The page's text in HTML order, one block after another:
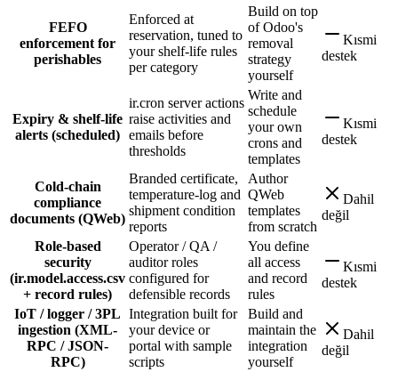
FEFO
enforcement for
perishables
Enforced at
reservation, tuned to
your shelf-life rules
per category
Build on top
of Odoo's
removal
strategy
yourself
Kısmi
destek
Expiry & shelf-life
alerts (scheduled)
ir.cron server actions
raise activities and
emails before
thresholds
Write and
schedule
your own
crons and
templates
Kısmi
destek
Cold-chain
compliance
documents (QWeb)
Branded certificate,
temperature-log and
shipment condition
reports
Author
QWeb
templates
from scratch
Dahil
değil
Role-based
security
(ir.model.access.csv
+ record rules)
Operator / QA /
auditor roles
configured for
defensible records
You define
all access
and record
rules
Kısmi
destek
IoT / logger / 3PL
ingestion (XML-
RPC / JSON-
RPC)
Integration built for
your device or
portal with sample
scripts
Build and
maintain the
integration
yourself
Dahil
değil